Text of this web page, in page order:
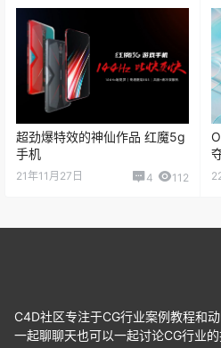
超劲爆特效的神仙作品 红魔5g
手机
21年11月27日 4 112
C4D社区专注于CG行业案例教程和
一起聊聊天也可以一起讨论CG行业